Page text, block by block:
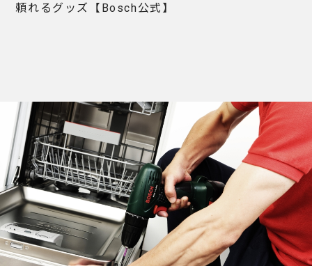
頼れるグッズ【Bosch公式】